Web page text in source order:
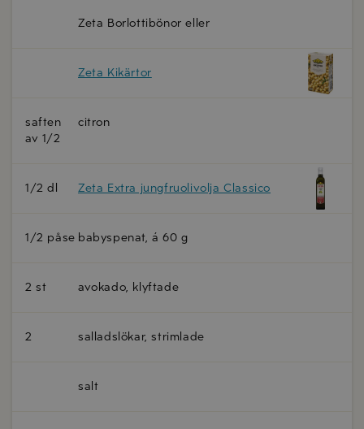
Zeta Borlottibönor eller
Zeta Kikärtor
saften
av 1/2
citron
1/2 dl Zeta Extra jungfruolivolja Classico
1/2 påse babyspenat, á 60 g
2 st avokado, klyftade
2 salladslökar, strimlade
salt